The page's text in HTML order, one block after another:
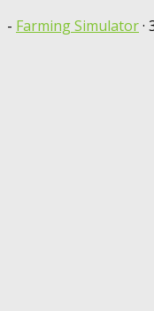
- Farming Simulator·